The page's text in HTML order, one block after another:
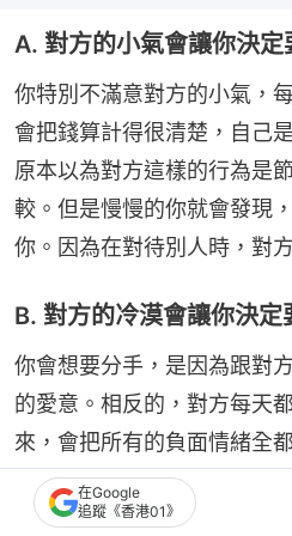
A. 對方的小氣會讓你決定
你特別不滿意對方的小氣，
會把錢算計得很清楚，自己
原本以為對方這樣的行為是
較。但是慢慢的你就會發現
你。因為在對待別人時，對
B. 對方的冷漠會讓你決定
你會想要分手，是因為跟對
的愛意。相反的，對方每天
來，會把所有的負面情緒全
你很是痛苦。所以剛開始你
不是自己做錯事了。後面你
在Google
追蹤《香港01》